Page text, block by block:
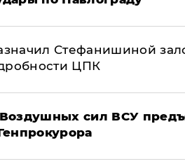
Стефанишиной
ЦПК
сил ВСУ